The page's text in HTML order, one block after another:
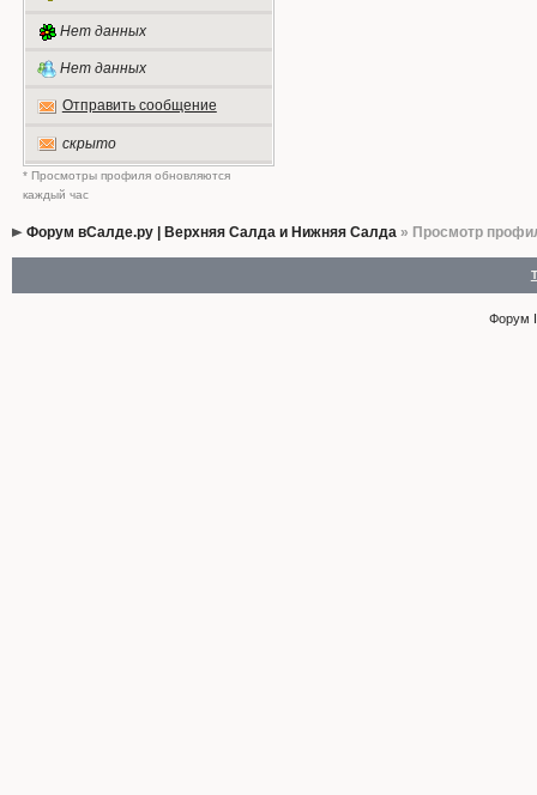
Нет данных
Нет данных
Отправить сообщение
скрыто
* Просмотры профиля обновляются
каждый час
Форум вСалде.ру | Верхняя Салда и Нижняя Салда» Просмотр
Форум